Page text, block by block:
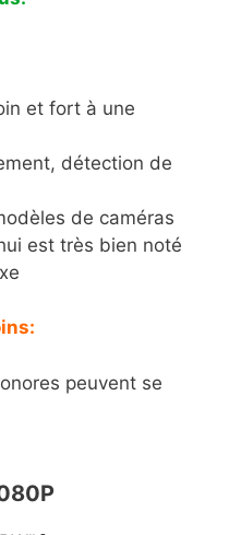
et fort à une
détection de
de caméras
est très bien noté
peuvent se